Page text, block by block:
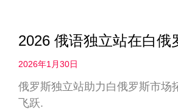
2026 俄语独立站在白
2026年1月30日
俄罗斯独立站助力白俄罗斯市场
飞跃.